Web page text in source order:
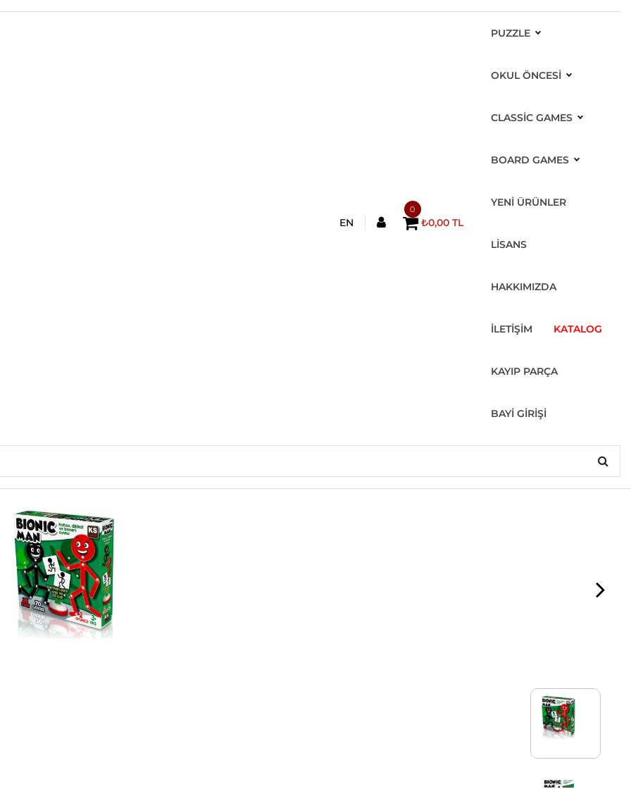
EN
0
₺0,00 TL
PUZZLE
OKUL ÖNCESİ
CLASSIC GAMES
BOARD GAMES
YENİ ÜRÜNLER
LİSANS
HAKKIMIZDA
İLETİŞİM KATALOG
KAYIP PARÇA
BAYİ GİRİŞİ